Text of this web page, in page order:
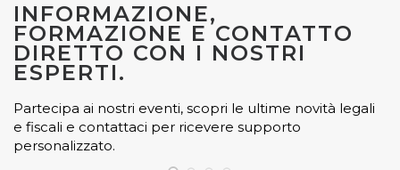
INFORMAZIONE,
FORMAZIONE E CONTATTO
DIRETTO CON I NOSTRI
ESPERTI.
Partecipa ai nostri eventi, scopri le ultime novità legali
e fiscali e contattaci per ricevere supporto
personalizzato.